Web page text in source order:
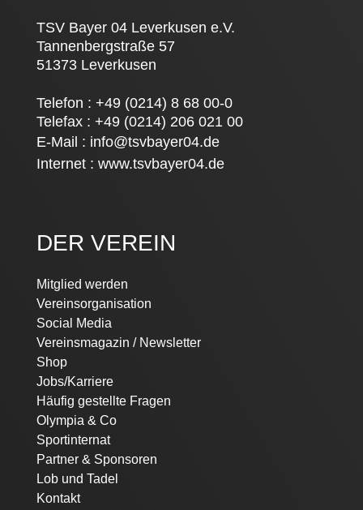
TSV Bayer 04 Leverkusen e.V.
Tannenbergstraße 57
51373 Leverkusen
Telefon : +49 (0214) 8 68 00-0
Telefax : +49 (0214) 206 021 00
E-Mail : info@tsvbayer04.de
Internet : www.tsvbayer04.de
DER VEREIN
Navigation
überspringen
Mitglied werden
Vereinsorganisation
Social Media
Vereinsmagazin / Newsletter
Shop
Jobs/Karriere
Häufig gestellte Fragen
Olympia & Co
Sportinternat
Partner & Sponsoren
Lob und Tadel
Kontakt